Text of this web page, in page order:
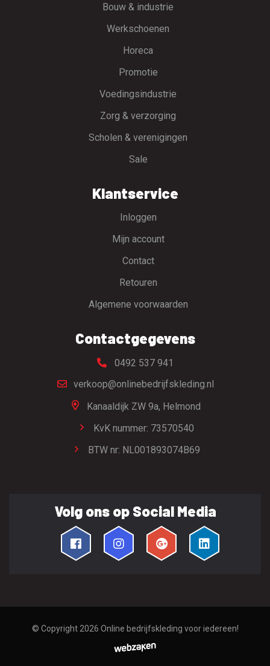
Bouw & industrie
Werkschoenen
Horeca
Promotie
Voedingsindustrie
Zorg & verzorging
Scholen & verenigingen
Sale
Klantservice
Inloggen
Mijn account
Contact
Retouren
Algemene voorwaarden
Contactgegevens
0492 537 941
verkoop@onlinebedrijfskleding.nl
Kanaaldijk ZW 9a, Helmond
KvK nummer: 73570540
BTW nr: NL001893074B69
Volg ons op Social Media
© Copyright 2026 Online bedrijfskleding voor iedereen!